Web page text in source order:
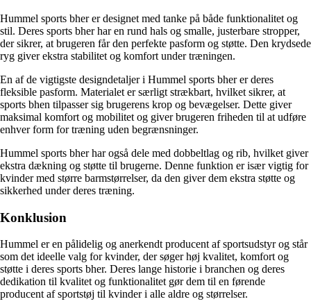
Hummel sports bher er designet med tanke på både funktionalitet og
stil. Deres sports bher har en rund hals og smalle, justerbare stropper,
der sikrer, at brugeren får den perfekte pasform og støtte. Den krydsede
ryg giver ekstra stabilitet og komfort under træningen.
En af de vigtigste designdetaljer i Hummel sports bher er deres
fleksible pasform. Materialet er særligt strækbart, hvilket sikrer, at
sports bhen tilpasser sig brugerens krop og bevægelser. Dette giver
maksimal komfort og mobilitet og giver brugeren friheden til at udføre
enhver form for træning uden begrænsninger.
Hummel sports bher har også dele med dobbeltlag og rib, hvilket giver
ekstra dækning og støtte til brugerne. Denne funktion er især vigtig for
kvinder med større barmstørrelser, da den giver dem ekstra støtte og
sikkerhed under deres træning.
Konklusion
Hummel er en pålidelig og anerkendt producent af sportsudstyr og står
som det ideelle valg for kvinder, der søger høj kvalitet, komfort og
støtte i deres sports bher. Deres lange historie i branchen og deres
dedikation til kvalitet og funktionalitet gør dem til en førende
producent af sportstøj til kvinder i alle aldre og størrelser.